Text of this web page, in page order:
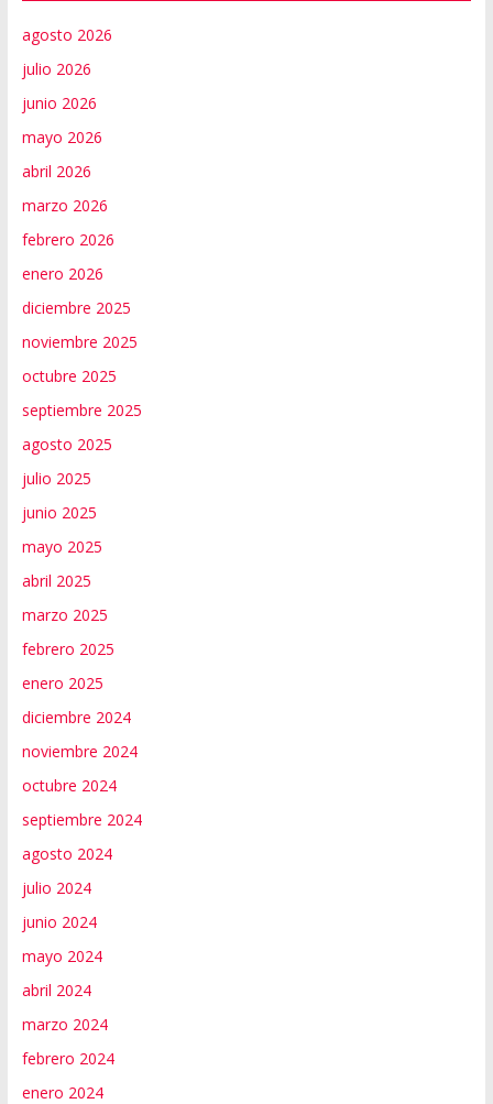
agosto 2026
julio 2026
junio 2026
mayo 2026
abril 2026
marzo 2026
febrero 2026
enero 2026
diciembre 2025
noviembre 2025
octubre 2025
septiembre 2025
agosto 2025
julio 2025
junio 2025
mayo 2025
abril 2025
marzo 2025
febrero 2025
enero 2025
diciembre 2024
noviembre 2024
octubre 2024
septiembre 2024
agosto 2024
julio 2024
junio 2024
mayo 2024
abril 2024
marzo 2024
febrero 2024
enero 2024